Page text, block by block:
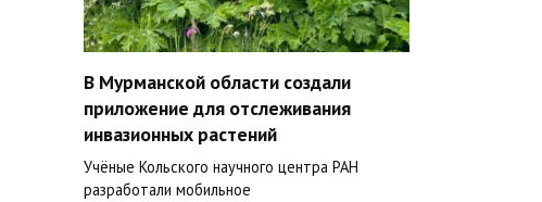
В Мурманской области создали
приложение для отслеживания
инвазионных растений
Учёные Кольского научного центра РАН
разработали мобильное